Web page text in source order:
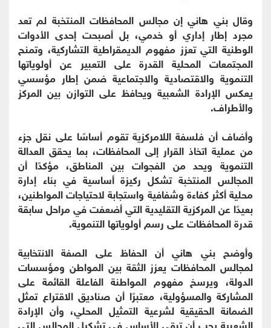
وقال بني هاني إن مجالس المحافظات المنتخبة لم تعد
مجرد إطار إداري أو خدمي، بل أصبحت إحدى الأدوات
الوطنية التي تعزز مفهوم الديمقراطية التشاركية، وتمنح
المجتمعات المحلية القدرة على التعبير عن أولوياتها
التنموية والاقتصادية والاجتماعية ضمن إطار مؤسسي
يعكس الإرادة الشعبية ويحافظ على التوازن بين المركز
والأطراف.
وأضاف أن فلسفة اللامركزية تقوم أساسًا على نقل جزء
من عملية اتخاذ القرار إلى المحافظات، بما يحقق العدالة
التنموية ويحد من الفجوات بين المناطق، مؤكدًا أن
المجالس المنتخبة تشكل ركيزة أساسية في بناء إدارة
محلية أكثر كفاءة وشفافية واستجابة لاحتياجات المواطنين،
بعيدًا عن المركزية التقليدية التي أضعفت في مراحل سابقة
قدرة المحافظات على رسم أولوياتها التنموية.
وأوضح بني هاني أن الحفاظ على الصفة الانتخابية
لمجالس المحافظات يعزز الثقة بين المواطن ومؤسسات
الدولة، ويرسخ مفهوم المواطنة الفاعلة القائمة على
المشاركة والمسؤولية، معتبرًا أن صناديق الاقتراع تمثل
الضمانة الحقيقية لشرعية التمثيل المحلي، وأن الإرادة
الشعبية يجب أن تبقى الأساس في تشكيل المجالس التي